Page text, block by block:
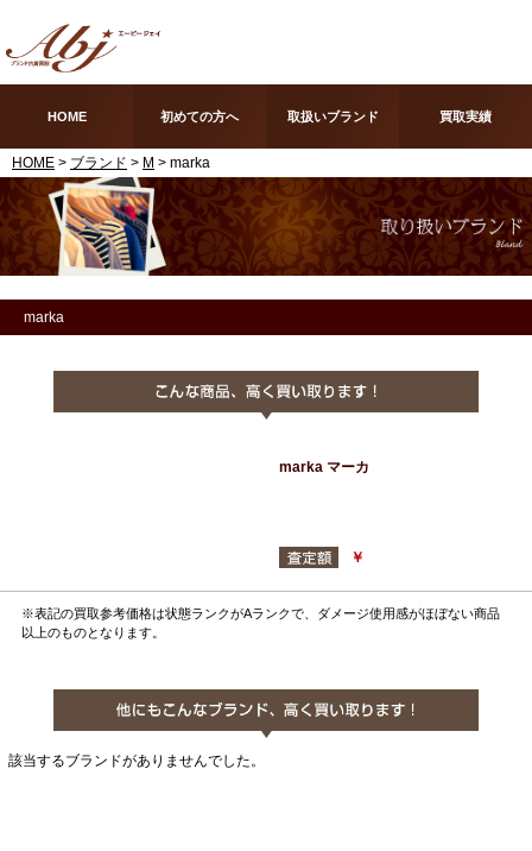
HOME 初めての方へ 取扱いブランド 買取実績
HOME > ブランド > M > marka
marka
marka マーカ
￥
※表記の買取参考価格は状態ランクがAランクで、ダメージ使用感がほぼない商品
以上のものとなります。
該当するブランドがありませんでした。